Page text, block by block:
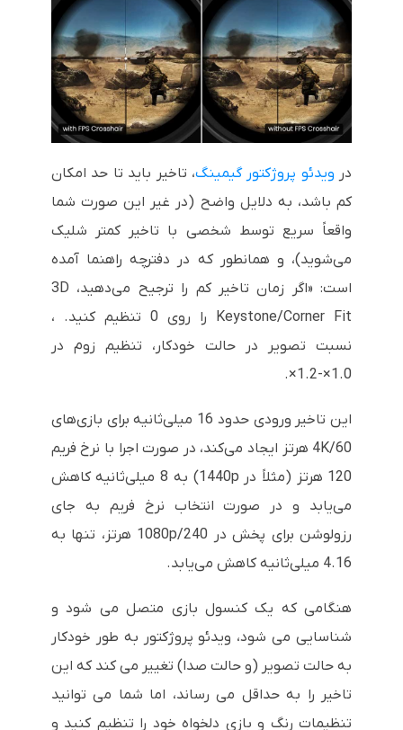
در ویدئو پروژکتور گیمینگ، تاخیر باید تا حد امکان
کم باشد، به دلایل واضح (در غیر این صورت شما
واقعاً سریع توسط شخصی با تاخیر کمتر شلیک
می‌شوید)، و همانطور که در دفترچه راهنما آمده
است: «اگر زمان تاخیر کم را ترجیح می‌دهید، 3D
Keystone/Corner Fit را روی 0 تنظیم کنید. ،
نسبت تصویر در حالت خودکار، تنظیم زوم در
1.0×-1.2×.
این تاخیر ورودی حدود 16 میلی‌ثانیه برای بازی‌های
4K/60 هرتز ایجاد می‌کند، در صورت اجرا با نرخ فریم
120 هرتز (مثلاً در 1440p) به 8 میلی‌ثانیه کاهش
می‌یابد و در صورت انتخاب نرخ فریم به جای
رزولوشن برای پخش در 1080p/240 هرتز، تنها به
4.16 میلی‌ثانیه کاهش می‌یابد.
هنگامی که یک کنسول بازی متصل می شود و
شناسایی می شود، ویدئو پروژکتور به طور خودکار
به حالت تصویر (و حالت صدا) تغییر می کند که این
تاخیر را به حداقل می رساند، اما شما می توانید
تنظیمات رنگ و بازی دلخواه خود را تنظیم کنید و